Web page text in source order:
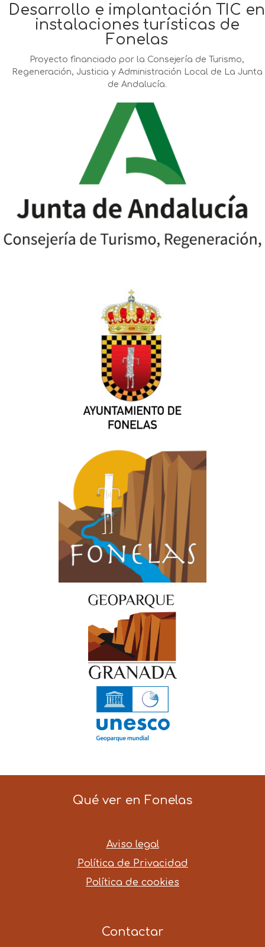
Desarrollo e implantación TIC en
instalaciones turísticas de
Fonelas
Proyecto financiado por la Consejería de Turismo,
Regeneración, Justicia y Administración Local de La Junta
de Andalucía.
Qué ver en Fonelas
Aviso legal
Política de Privacidad
Política de cookies
Contactar